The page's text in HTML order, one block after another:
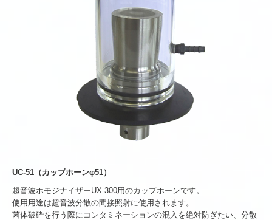
UC-51（カップホーンφ51）
超音波ホモジナイザーUX-300用のカップホーンです。
使用用途は超音波分散の間接照射に使用されます。
菌体破砕を行う際にコンタミネーションの混入を絶対防ぎたい、分散